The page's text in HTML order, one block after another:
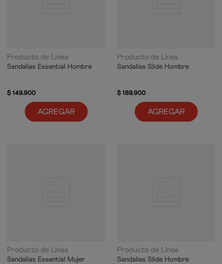
Producto de Línea
Sandalias Essential Hombre
$149.900
AGREGAR
Producto de Línea
Sandalias Slide Hombre
$189.900
AGREGAR
Producto de Línea
Sandalias Essential Mujer
Producto de Línea
Sandalias Slide Hombre